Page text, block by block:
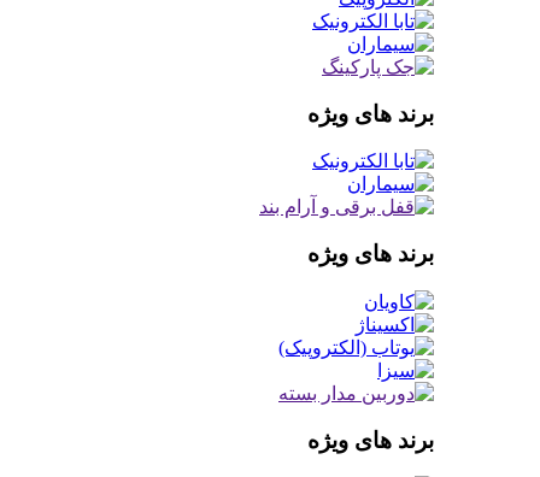
برند های ویژه
برند های ویژه
برند های ویژه